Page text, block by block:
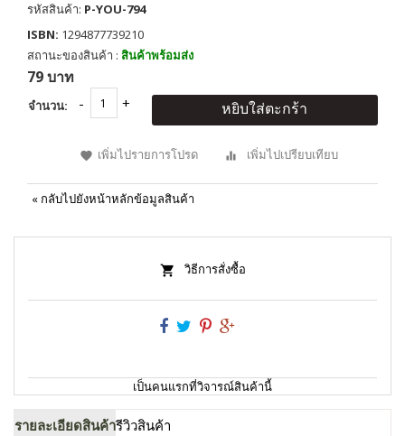
รหัสสินค้า: P-YOU-794
ISBN: 1294877739210
สถานะของสินค้า : สินค้าพร้อมส่ง
79 บาท
จำนวน: หยิบใส่ตะกร้า
เพิ่มไปรายการโปรด เพิ่มไปเปรียบเทียบ
« กลับไปยังหน้าหลักข้อมูลสินค้า
วิธีการสั่งซื้อ
เป็นคนแรกที่วิจารณ์สินค้านี้
รายละเอียดสินค้ารีวิวสินค้า